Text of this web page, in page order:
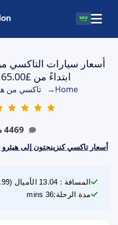
أسعار سيارات التاكسي
ابتداءً من £65.00 جنيهًا إسترلينيًا
Home
→ تاكسي من
4469
أسعار تاكسي كنزينجتون إلى هيثرو تبدأ من £65.00
المسافة :
13.04 الأميال (
مدة الرحلة:
36 mins